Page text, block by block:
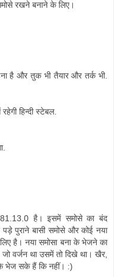
रखने बनाने के लिए।
है और तुक भी तैयार और तर्क भी.
हिन्दी स्टेबल.
है। इसमें समोसे का बंद
पड़े पुराने बासी समोसे और कोई नया
है। नया समोसा बना के भेजने का
वर्जन था उसमें तो दिखे था। खैर,
भेज सके हैं कि नहीं। :)